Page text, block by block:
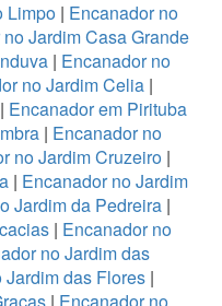
Limpo | Encanador no
Jardim Casa Grande
| Encanador no
no Jardim Celia|
Encanador em Pirituba
| Encanador no
no Jardim Cruzeiro |
| Encanador no Jardim
Jardim da Pedreira|
| Encanador no
no Jardim das
Jardim das Flores |
| Encanador no